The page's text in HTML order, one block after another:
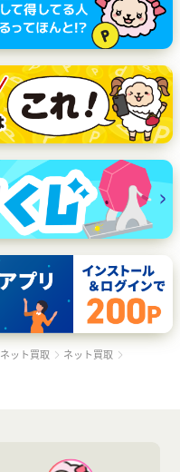
ネット買取
ネット買取